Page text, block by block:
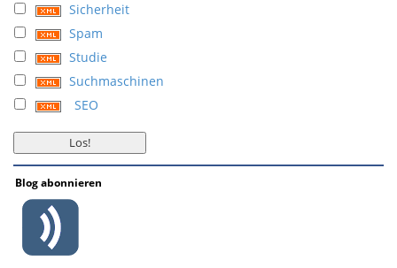
Sicherheit
Spam
Studie
Suchmaschinen
SEO
Blog abonnieren